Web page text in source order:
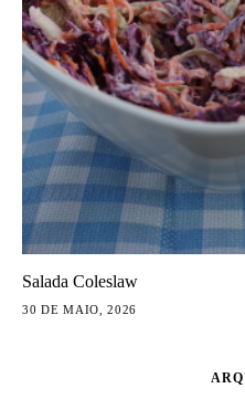
Salada Coleslaw
30 DE MAIO, 2026